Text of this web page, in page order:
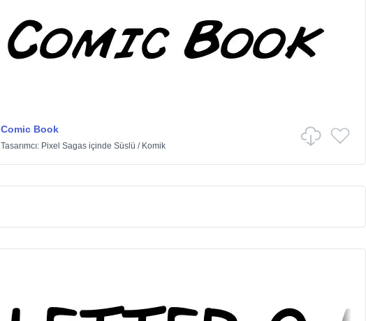
Comic Book
Tasarımcı: Pixel Sagasiçinde Süslü / Komik